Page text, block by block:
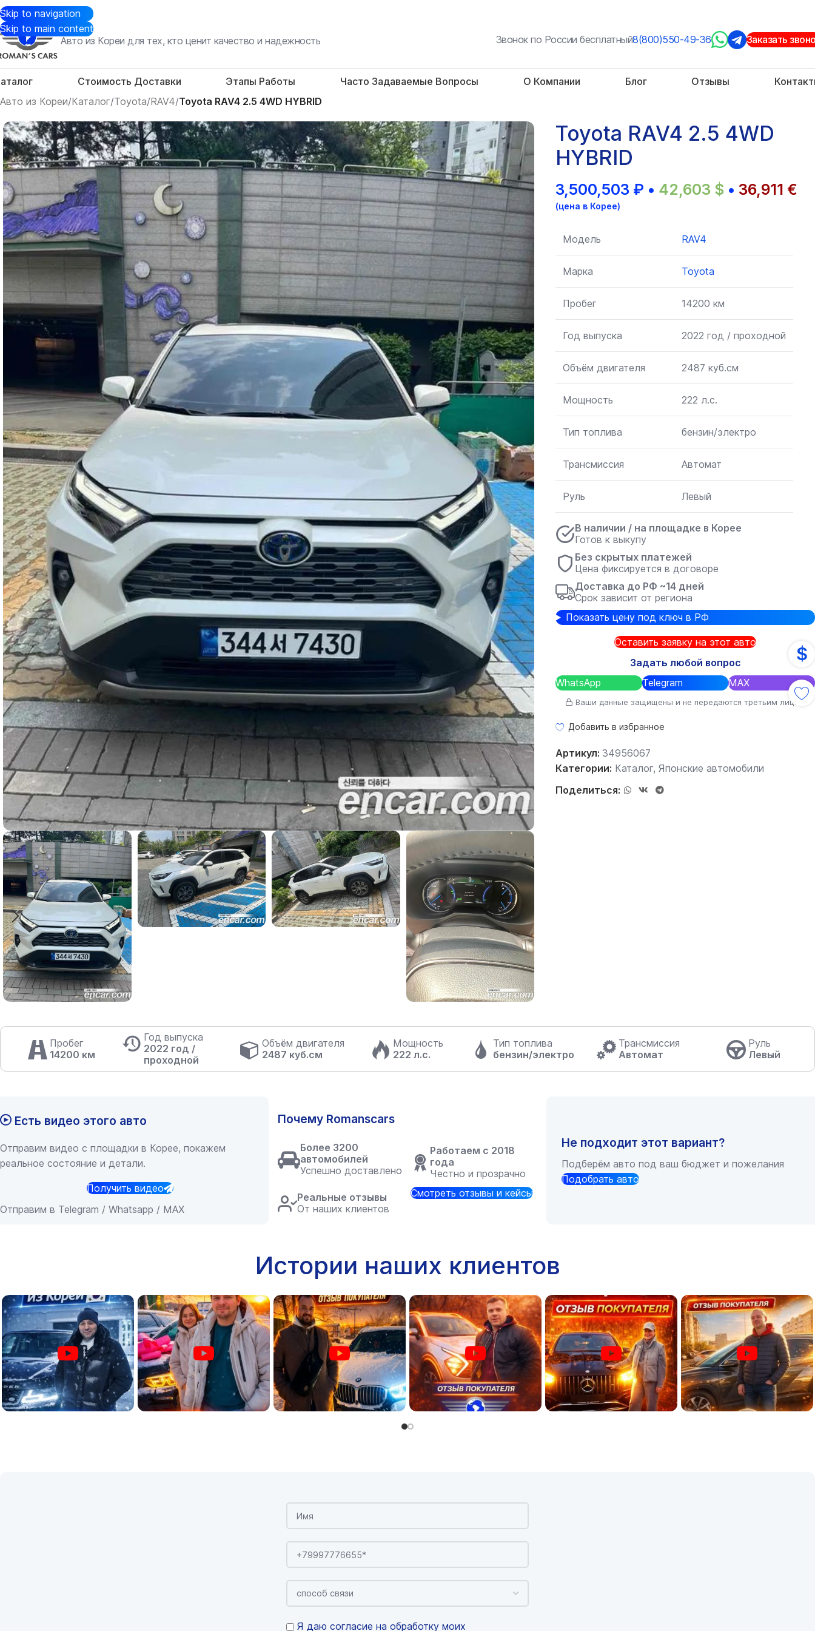
Skip to navigation
Skip to main content
Авто из Кореи для тех, кто ценит качество и надежность
Звонок по России бесплатный8(800)550-49-36 Заказать
Стоимость Доставки Этапы Работы Часто Задаваемые Вопросы О Компании Блог Отзывы
Авто из Кореи/Каталог/Toyota/RAV4/Toyota RAV4 2.5 4WD HYBRID
Toyota RAV4 2.5 4WD
HYBRID
3,500,503 ₽ • 42,603 $ • 36,911 €
(цена в Корее)
Модель RAV4
Марка Toyota
Пробег 14200 км
Год выпуска 2022 год / проходной
Объём двигателя 2487 куб.см
Мощность 222 л.с.
Тип топлива бензин/электро
Трансмиссия Автомат
Руль Левый
В наличии / на площадке в Корее
Готов к выкупу
Без скрытых платежей
Цена фиксируется в договоре
Доставка до РФ ~14 дней
Срок зависит от региона
Показать цену под ключ в РФ
Оставить заявку на этот авто
Задать любой вопрос
WhatsApp
Telegram MAX
Ваши данные защищены и не передаются третьим лицам
Добавить в избранное
Артикул: 34956067
Категории: Каталог, Японские автомобили
Поделиться:
Пробег
14200 км
Год выпуска
2022 год /
проходной
Объём двигателя
2487 куб.см
Мощность
222 л.с.
Тип топлива
бензин/электро
Трансмиссия
Автомат
Руль
Левый
Есть видео этого авто
Отправим видео с площадки в Корее, покажем
реальное состояние и детали.
Получить видео
Отправим в Telegram / Whatsapp / MAX
Почему Romanscars
Более 3200
автомобилей
Успешно доставлено
Работаем с 2018
года
Честно и прозрачно
Реальные отзывы
От наших клиентов
Смотреть отзывы и кейсы
Не подходит этот вариант?
Подберём авто под ваш бюджет и пожелания
Подобрать авто
Истории наших клиентов
Я даю согласие на обработку моих
$